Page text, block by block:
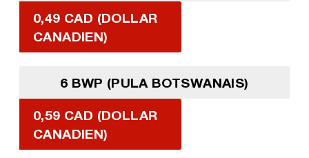
0,49 CAD (DOLLAR
CANADIEN)
6 BWP (PULA BOTSWANAIS)
0,59 CAD (DOLLAR
CANADIEN)